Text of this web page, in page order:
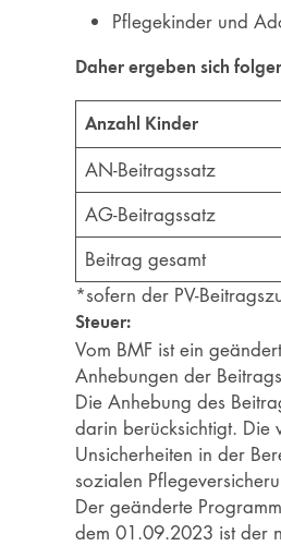
Pflegekinder und
Daher ergeben sich
Anzahl Kinder
AN-Beitragssatz
AG-Beitragssatz
Beitrag gesamt
*sofern der PV-
Steuer:
Vom BMF ist ein
Anhebungen der
Die Anhebung des
darin berücksichtigt. Die
Unsicherheiten in der
sozialen
Der geänderte
dem 01.09.2023 ist der